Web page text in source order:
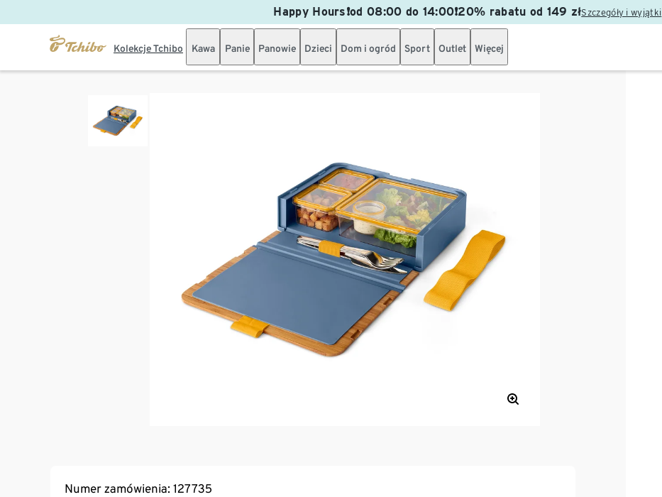
Happy Hours❗od 08:00 do 14:00❗20% rabatu od 149 złSzczegóły i wyjątki
Kolekcje Tchibo Kawa Panie Panowie Dzieci Dom i ogród Sport Outlet Więcej
Numer zamówienia: 127735